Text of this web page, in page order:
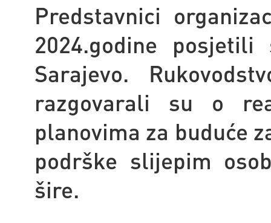
Predstavnici
2024.godine
Sarajevo.
razgovarali su o
planovima za buduće
podrške slijepim
šire.